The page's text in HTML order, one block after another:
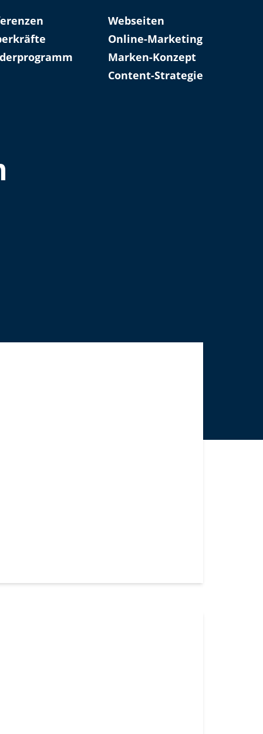
Webseiten
Online-Marketing
Marken-Konzept
Content-Strategie